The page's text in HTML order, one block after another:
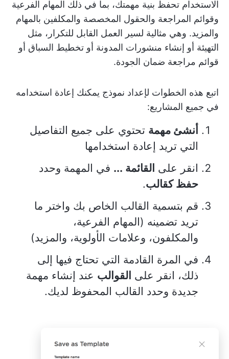
الاستخدام تحفظ بنية مهمتك، بما في ذلك المهام الفرعية
وقوائم المراجعة والحقول المخصصة والمكلفين بالمهام
والمزيد. وهي مثالية لسير العمل القابل للتكرار، مثل
التهيئة أو إنشاء منشورات المدونة أو تخطيط السباق أو
قوائم مراجعة ضمان الجودة.
اتبع هذه الخطوات لإعداد نموذج يمكنك إعادة استخدامه
في جميع المشاريع:
أنشئ مهمة تحتوي على جميع التفاصيل
التي تريد إعادة استخدامها
انقر على القائمة ... في المهمة وحدد
حفظ كقالب.
قم بتسمية القالب الخاص بك واختر ما
تريد تضمينه (المهام الفرعية،
والمكلفون، وعلامات الأولوية، والمزيد)
في المرة القادمة التي تحتاج فيها إلى
ذلك، انقر على القوالب عند إنشاء مهمة
جديدة وحدد القالب المحفوظ لديك.